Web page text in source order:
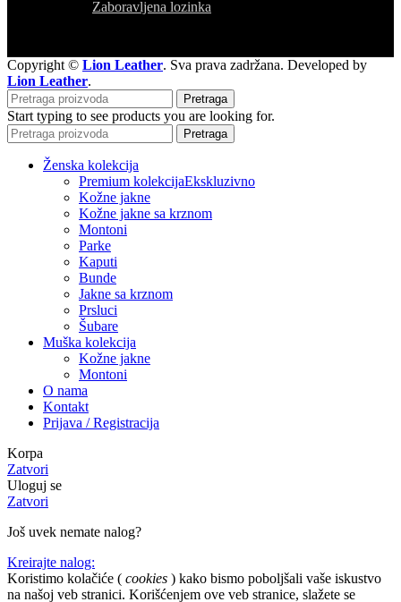
Zaboravljena lozinka
Copyright © Lion Leather. Sva prava zadržana. Developed by
Lion Leather.
Pretraga
Start typing to see products you are looking for.
Pretraga
Ženska kolekcija
Premium kolekcijaEkskluzivno
Kožne jakne
Kožne jakne sa krznom
Montoni
Parke
Kaputi
Bunde
Jakne sa krznom
Prsluci
Šubare
Muška kolekcija
Kožne jakne
Montoni
O nama
Kontakt
Prijava / Registracija
Korpa
Zatvori
Uloguj se
Zatvori
Još uvek nemate nalog?
Kreirajte nalog:
Koristimo kolačiće ( cookies ) kako bismo poboljšali vaše iskustvo
na našoj veb stranici. Korišćenjem ove veb stranice, slažete se